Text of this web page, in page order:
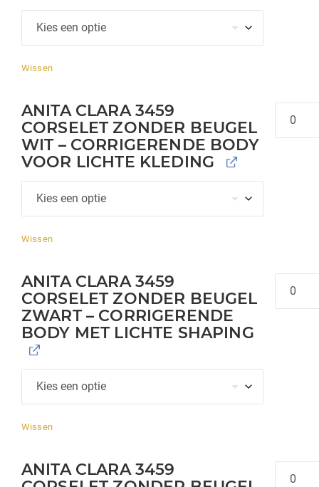
Wissen
ANITA CLARA 3459
CORSELET ZONDER BEUGEL
WIT – CORRIGERENDE BODY
VOOR LICHTE KLEDING
Wissen
ANITA CLARA 3459
CORSELET ZONDER BEUGEL
ZWART – CORRIGERENDE
BODY MET LICHTE SHAPING
Wissen
ANITA CLARA 3459